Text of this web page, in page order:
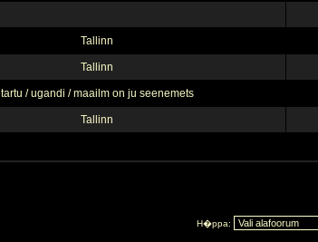
Tallinn
Tallinn
tartu / ugandi / maailm on ju seenemets
Tallinn
H�ppa: